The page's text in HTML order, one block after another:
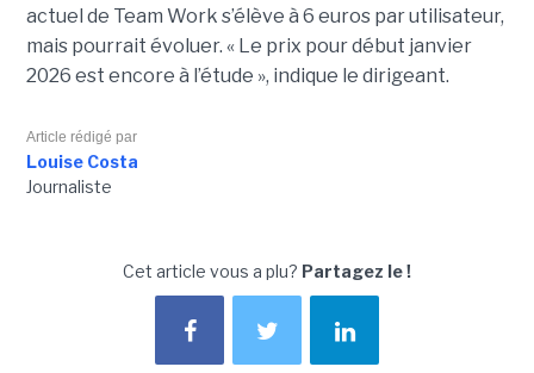
actuel de Team Work s’élève à 6 euros par utilisateur,
mais pourrait évoluer. « Le prix pour début janvier
2026 est encore à l’étude », indique le dirigeant.
Article rédigé par
Louise Costa
Journaliste
Cet article vous a plu? Partagez le !